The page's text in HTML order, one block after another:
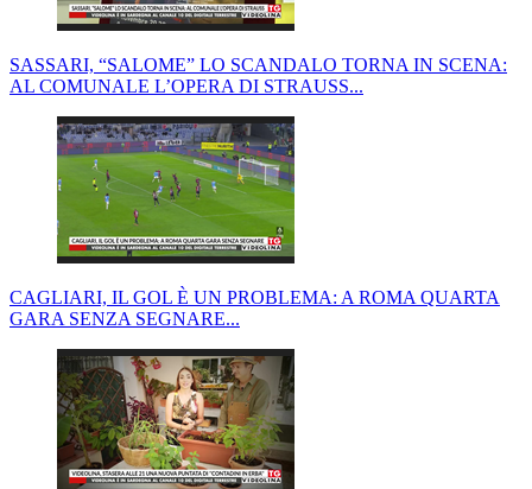
SASSARI, “SALOME” LO SCANDALO TORNA IN SCENA:
AL COMUNALE L’OPERA DI STRAUSS...
CAGLIARI, IL GOL È UN PROBLEMA: A ROMA QUARTA
GARA SENZA SEGNARE...